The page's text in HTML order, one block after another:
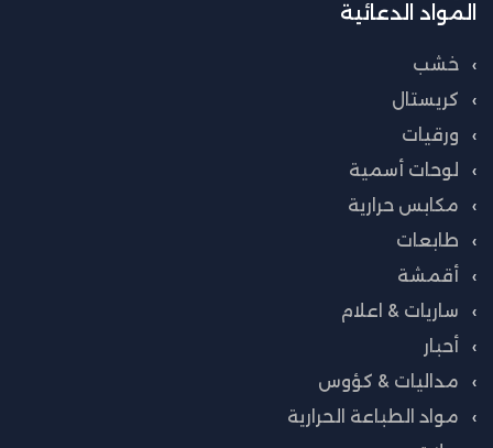
المواد الدعائية
خشب
كريستال
ورقيات
لوحات أسمية
مكابس حرارية
طابعات
أقمشة
ساريات & اعلام
أحبار
مداليات & كؤوس
مواد الطباعة الحرارية